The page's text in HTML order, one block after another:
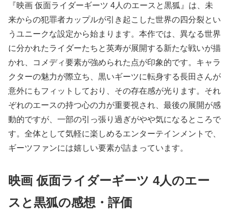
『映画 仮面ライダーギーツ 4人のエースと黒狐』は、未
来からの犯罪者カップルが引き起こした世界の四分裂とい
うユニークな設定から始まります。本作では、異なる世界
に分かれたライダーたちと英寿が展開する新たな戦いが描
かれ、コメディ要素が強められた点が印象的です。キャラ
クターの魅力が際立ち、黒いギーツに転身する長田さんが
意外にもフィットしており、その存在感が光ります。それ
ぞれのエースの持つ心の力が重要視され、最後の展開が感
動的ですが、一部の引っ張り過ぎがやや気になるところで
す。全体として気軽に楽しめるエンターテインメントで、
ギーツファンには嬉しい要素が詰まっています。
映画 仮面ライダーギーツ 4人のエー
スと黒狐の感想・評価